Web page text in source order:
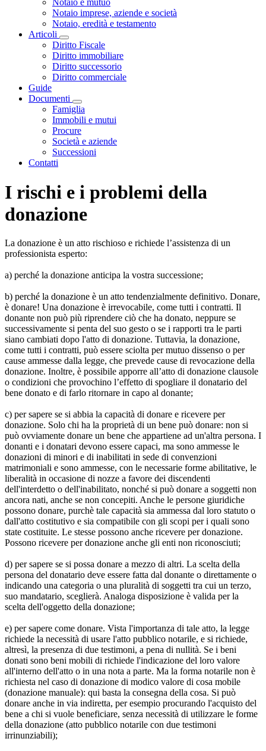
Notaio e mutuo
Notaio imprese, aziende e società
Notaio, eredità e testamento
Articoli
Visualizza menù di secondo livello
Diritto Fiscale
Diritto immobiliare
Diritto successorio
Diritto commerciale
Guide
Documenti
Visualizza menù di secondo livello
Famiglia
Immobili e mutui
Procure
Società e aziende
Successioni
Contatti
I rischi e i problemi della
donazione
La donazione è un atto rischioso e richiede l’assistenza di un
professionista esperto:
a) perché la donazione anticipa la vostra successione;
b) perché la donazione è un atto tendenzialmente definitivo. Donare,
è donare! Una donazione è irrevocabile, come tutti i contratti. Il
donante non può più riprendere ciò che ha donato, neppure se
successivamente si penta del suo gesto o se i rapporti tra le parti
siano cambiati dopo l'atto di donazione. Tuttavia, la donazione,
come tutti i contratti, può essere sciolta per mutuo dissenso o per
cause ammesse dalla legge, che prevede cause di revocazione della
donazione. Inoltre, è possibile apporre all’atto di donazione clausole
o condizioni che provochino l’effetto di spogliare il donatario del
bene donato e di farlo ritornare in capo al donante;
c) per sapere se si abbia la capacità di donare e ricevere per
donazione. Solo chi ha la proprietà di un bene può donare: non si
può ovviamente donare un bene che appartiene ad un'altra persona. I
donanti e i donatari devono essere capaci, ma sono ammesse le
donazioni di minori e di inabilitati in sede di convenzioni
matrimoniali e sono ammesse, con le necessarie forme abilitative, le
liberalità in occasione di nozze a favore dei discendenti
dell'interdetto o dell'inabilitato, nonché si può donare a soggetti non
ancora nati, anche se non concepiti. Anche le persone giuridiche
possono donare, purchè tale capacità sia ammessa dal loro statuto o
dall'atto costitutivo e sia compatibile con gli scopi per i quali sono
state costituite. Le stesse possono anche ricevere per donazione.
Possono ricevere per donazione anche gli enti non riconosciuti;
d) per sapere se si possa donare a mezzo di altri. La scelta della
persona del donatario deve essere fatta dal donante o direttamente o
indicando una categoria o una pluralità di soggetti tra cui un terzo,
suo mandatario, sceglierà. Analoga disposizione è valida per la
scelta dell'oggetto della donazione;
e) per sapere come donare. Vista l'importanza di tale atto, la legge
richiede la necessità di usare l'atto pubblico notarile, e si richiede,
altresì, la presenza di due testimoni, a pena di nullità. Se i beni
donati sono beni mobili di richiede l'indicazione del loro valore
all'interno dell'atto o in una nota a parte. Ma la forma notarile non è
richiesta nel caso di donazione di modico valore di cosa mobile
(donazione manuale): qui basta la consegna della cosa. Si può
donare anche in via indiretta, per esempio procurando l'acquisto del
bene a chi si vuole beneficiare, senza necessità di utilizzare le forme
della donazione (atto pubblico notarile con due testimoni
irrinunziabili);